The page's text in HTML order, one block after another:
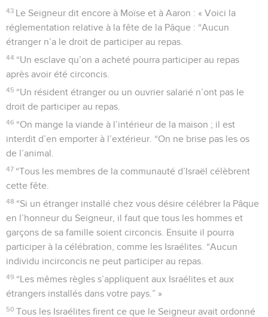
43 Le Seigneur dit encore à Moïse et à Aaron : « Voici la
réglementation relative à la fête de la Pâque : “Aucun
étranger n’a le droit de participer au repas.
44 “Un esclave qu’on a acheté pourra participer au repas
après avoir été circoncis.
45 “Un résident étranger ou un ouvrier salarié n’ont pas le
droit de participer au repas.
46 “On mange la viande à l’intérieur de la maison ; il est
interdit d’en emporter à l’extérieur. “On ne brise pas les os
de l’animal.
47 “Tous les membres de la communauté d’Israël célèbrent
cette fête.
48 “Si un étranger installé chez vous désire célébrer la Pâque
en l’honneur du Seigneur, il faut que tous les hommes et
garçons de sa famille soient circoncis. Ensuite il pourra
participer à la célébration, comme les Israélites. “Aucun
individu incirconcis ne peut participer au repas.
49 “Les mêmes règles s’appliquent aux Israélites et aux
étrangers installés dans votre pays.” »
50 Tous les Israélites firent ce que le Seigneur avait ordonné